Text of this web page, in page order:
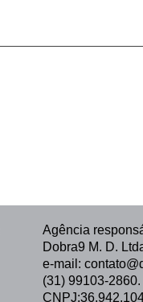
Agência
Dobra9 M. D.
e-mail:
(31) 99103-2860.